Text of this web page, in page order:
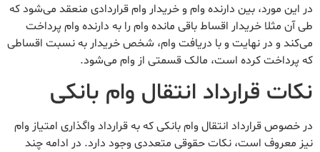
در این مورد، بین دارنده وام و خریدار وام قراردادی منعقد می‌شود که
طی آن مثلا خریدار اقساط باقی مانده وام را به دارنده وام پرداخت
می‌کند و در نهایت و با دریافت وام، شخص خریدار به نسبت اقساطی
که پرداخت کرده است، مالک قسمتی از وام می‌شود.
نکات قرارداد ا‌نتقا‌ل وام بانکی
در خصوص قرارداد انتقال وام بانکی که به قرارداد واگذاری امتیاز وام
نیز معروف است، نکات حقوقی متعددی وجود دارد. در ادامه چند